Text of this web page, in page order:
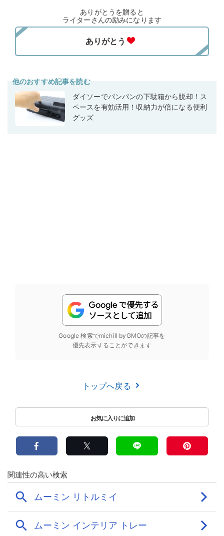
ありがとうを贈ると
ライターさんの励みになります
他のおすすめ記事を読む
ダイソーでパンパンの下駄箱から脱却！ス
ペースを有効活用！収納力が倍になる便利
グッズ
Google 検索でmichill byGMOの記事を
優先表示することができます
トップへ戻る